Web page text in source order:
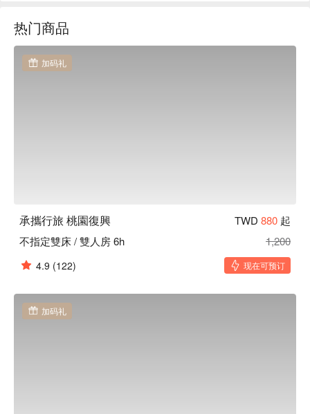
明，在節省時間的同時也更保有隱私，充分體現新世代旅行樣
貌。
承攜行旅 桃園復興優惠、承攜行旅 桃園復興住宿方案、承攜
行旅 桃園復興休息方案立刻查看⬇︎
热门商品
加码礼
承攜行旅 桃園復興 TWD 880 起
不指定雙床 / 雙人房 6h
1,200
4.9 (122) 现在可预订
加码礼